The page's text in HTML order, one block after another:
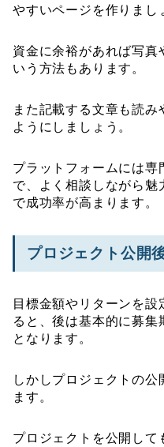
やすいページを作りまし
資金に余裕があれば写真
いう方法もあります。
また記載する文章も読み
ようにしましょう。
プラットフォームには
で、よく相談しながら魅
で成功率が高まります。
プロジェクト公開
目標金額やリターンを
ると、後は基本的に募集
となります。
しかしプロジェクトの公
ます。
プロジェクトを公開して